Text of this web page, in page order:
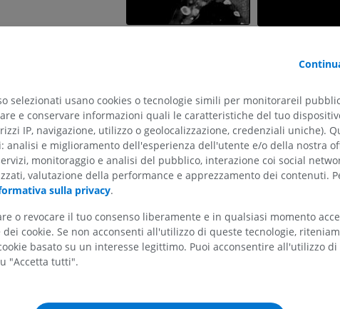
PREMIUM
RMN della mano
RM
PREMIUM
superiore
Radiografie
PREMIUM
Illustrazioni
RM
PREMIUM
RMN del ginocchio
RM
Artrografia TC del
Artrografia
PREMIUM
retropiede
selezionati usano cookies o tecnologie simili per monitorareil
e conservare informazioni quali le caratteristiche del tuo
IP, navigazione, utilizzo o geolocalizzazione, credenziali uniche).
analisi e miglioramento dell'esperienza dell'utente e/o della nostra
monitoraggio e analisi del pubblico, interazione coi social
valutazione della performance e apprezzamento dei contenuti.
sulla privacy.
o revocare il tuo consenso liberamente e in qualsiasi momento
cookie. Se non acconsenti all'utilizzo di queste tecnologie,
basato su un interesse legittimo. Puoi acconsentire all'utilizzo di
"Accetta tutti".